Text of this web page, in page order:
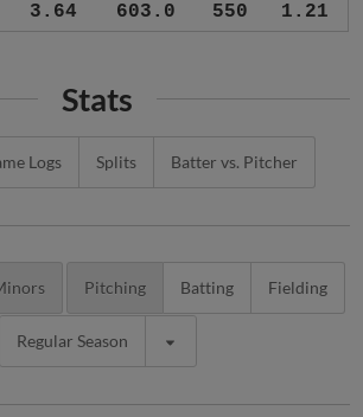
3.64 603.0 550 1.21
Stats
Logs Splits Batter vs. Pitcher
Pitching Batting Fielding
Regular Season